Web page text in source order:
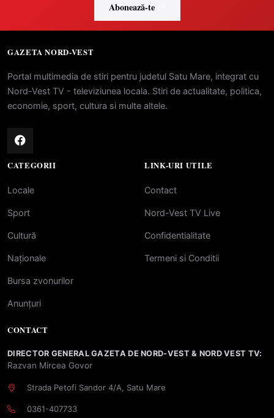
Abonează-te
GAZETA NORD-VEST
Portal multimedia de stiri pentru judetul Satu Mare, integrat cu
Nord-Vest TV - televiziunea locala. Stiri de actualitate, politica,
economie, sport, cultura si multe altele.
CATEGORII
Locale
Sport
Cultură
Naționale
Bursa zvonurilor
Anunțuri
LINK-URI UTILE
Contact
Nord-Vest TV Live
Confidentialitate
Termeni si Conditii
CONTACT
DIRECTOR GENERAL GAZETA DE NORD-VEST & NORD VEST TV:
Razvan Mircea Govor
Strada Petofi Sandor 4/A, Satu Mare
0361-407733